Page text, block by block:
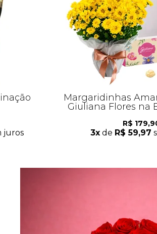
juros
Margaridinhas
Giuliana Flores na
R$
3x de R$ 59,97